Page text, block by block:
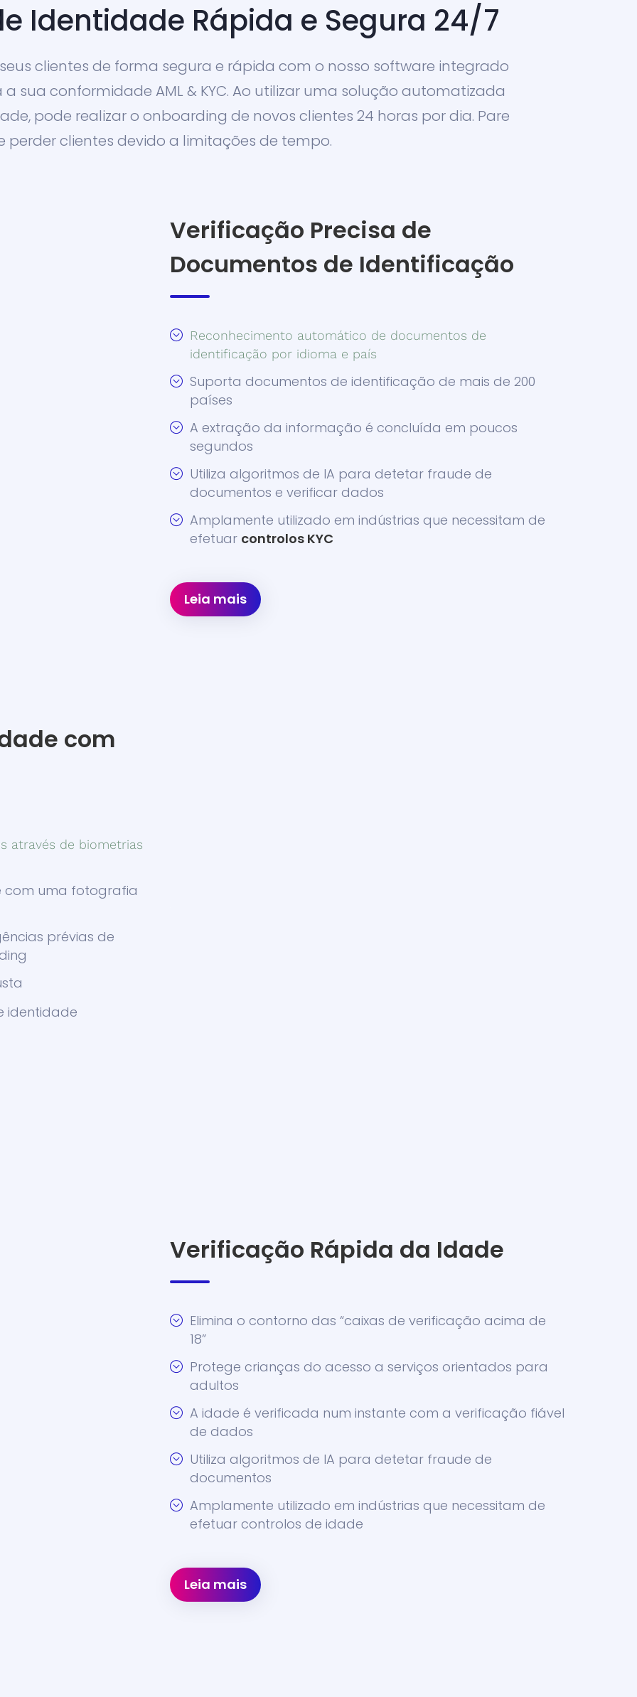
Identidade Rápida e Segura 24/7
clientes de forma segura e rápida com o nosso software integrado
sua conformidade AML & KYC. Ao utilizar uma solução automatizada
pode realizar o onboarding de novos clientes 24 horas por dia. Pare
perder clientes devido a limitações de tempo.
Verificação Precisa de
Documentos de Identificação
Reconhecimento automático de documentos de
identificação por idioma e país
Suporta documentos de identificação de mais de 200
países
A extração da informação é concluída em poucos
segundos
Utiliza algoritmos de IA para detetar fraude de
documentos e verificar dados
Amplamente utilizado em indústrias que necessitam de
efetuar controlos KYC
Leia mais
com
através de biometrias
uma fotografia
prévias de
identidade
Verificação Rápida da Idade
Elimina o contorno das “caixas de verificação acima de
18”
Protege crianças do acesso a serviços orientados para
adultos
A idade é verificada num instante com a verificação fiável
de dados
Utiliza algoritmos de IA para detetar fraude de
documentos
Amplamente utilizado em indústrias que necessitam de
efetuar controlos de idade
Leia mais